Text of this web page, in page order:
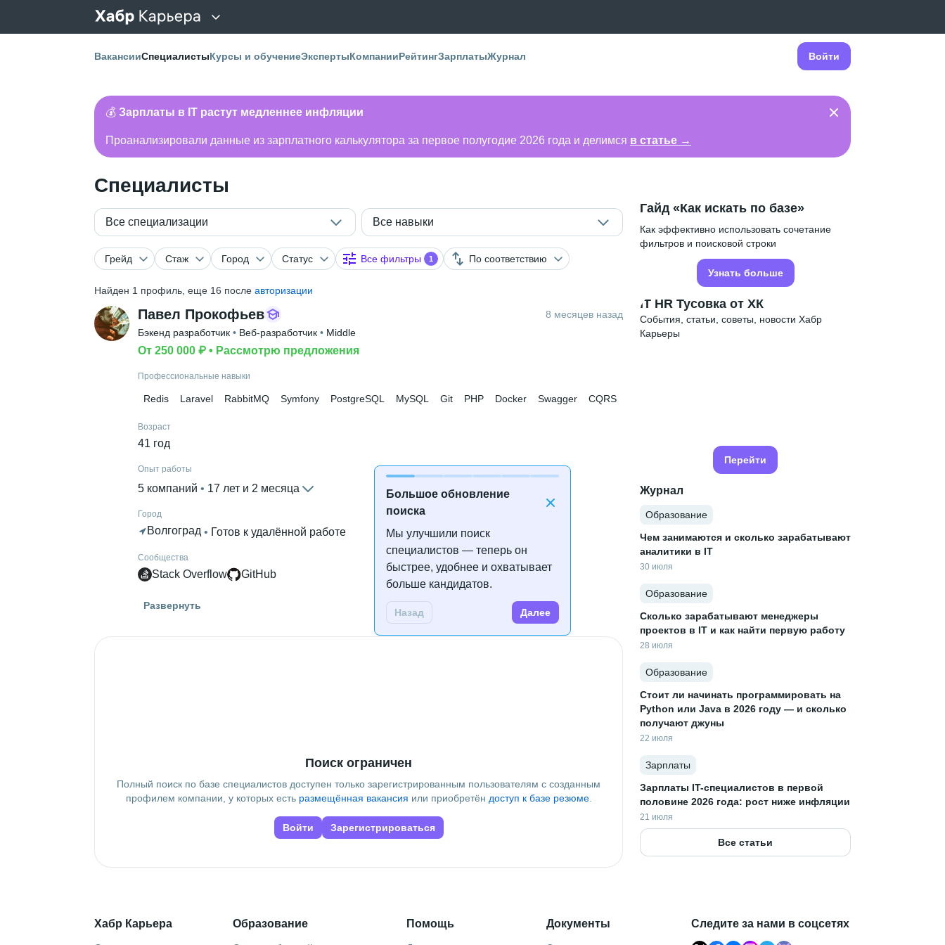
ВакансииСпециалистыКурсы и обучениеЭкспертыКомпанииРейтингЗарплатыЖурнал Войти
💰 Зарплаты в IT растут медленнее инфляции
Проанализировали данные из зарплатного калькулятора за первое полугодие 2026 года и делимся в статье →
Специалисты
Все специализации Все навыки
Грейд Стаж Город Статус Все фильтры 1 По соответствию
Найден 1 профиль, еще 16 после авторизации
Большое обновление
поиска
Мы улучшили поиск
специалистов — теперь он
быстрее, удобнее и охватывает
больше кандидатов.
Назад Далее
Павел Прокофьев
8 месяцев назад
Бэкенд разработчик • Веб-разработчик • Middle
От 250 000 ₽ • Рассмотрю предложения
Профессиональные навыки
Redis Laravel RabbitMQ Symfony PostgreSQL MySQL Git PHP Docker Swagger CQRS
Возраст
41 год
Опыт работы
5 компаний 17 лет и 2 месяца
Город
Волгоград • Готов к удалённой работе
Сообщества
Stack Overflow GitHub
Развернуть
Поиск ограничен
Полный поиск по базе специалистов доступен только зарегистрированным пользователям с созданным
профилем компании, у которых есть размещённая вакансия или приобретён доступ к базе резюме.
Войти Зарегистрироваться
Гайд «Как искать по базе»
Как эффективно использовать сочетание
фильтров и поисковой строки
Узнать больше
IT HR Тусовка от ХК
События, статьи, советы, новости Хабр
Карьеры
Перейти
Журнал
Образование
Чем занимаются и сколько зарабатывают
аналитики в IT
30 июля
Образование
Сколько зарабатывают менеджеры
проектов в IT и как найти первую работу
28 июля
Образование
Стоит ли начинать программировать на
Python или Java в 2026 году — и сколько
получают джуны
22 июля
Зарплаты
Зарплаты IT-специалистов в первой
половине 2026 года: рост ниже инфляции
21 июля
Все статьи
Хабр Карьера Образование Помощь Документы Следите за нами в соцсетях